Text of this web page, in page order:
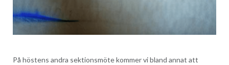
På höstens andra sektionsmöte kommer vi bland annat att